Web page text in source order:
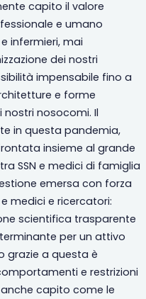
capito il valore
e umano
infermieri, mai
dei nostri
impensabile fino a
e forme
nosocomi. Il
in questa pandemia,
insieme al grande
SSN e medici di famiglia
emersa con forza
medici e ricercatori:
scientifica trasparente
per un attivo
grazie a questa è
e restrizioni
capito come le